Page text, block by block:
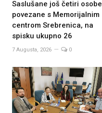
Saslušane još četiri osobe
povezane s Memorijalnim
centrom Srebrenica, na
spisku ukupno 26
7 Augusta, 2026 0